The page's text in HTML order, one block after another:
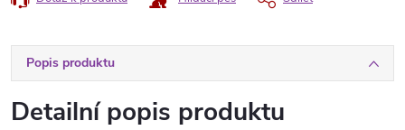
Popis produktu
Detailní popis produktu